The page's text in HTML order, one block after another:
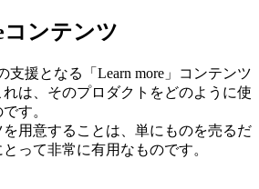
コンテンツ
支援となる「Learn more」コンテンツ
は、そのプロダクトをどのように使
す。
用意することは、単にものを売るだ
って非常に有用なものです。